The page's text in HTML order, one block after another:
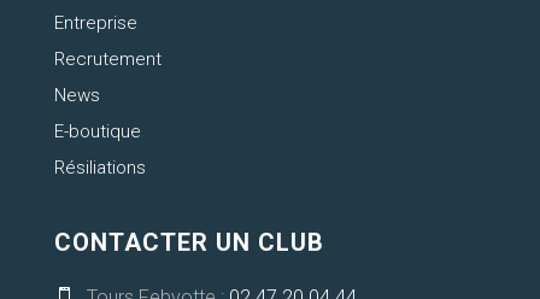
Entreprise
Recrutement
News
E-boutique
Résiliations
CONTACTER UN CLUB